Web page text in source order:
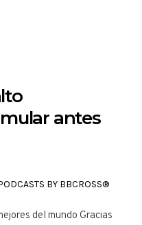
antes
BY BBCROSS®
del mundo Gracias